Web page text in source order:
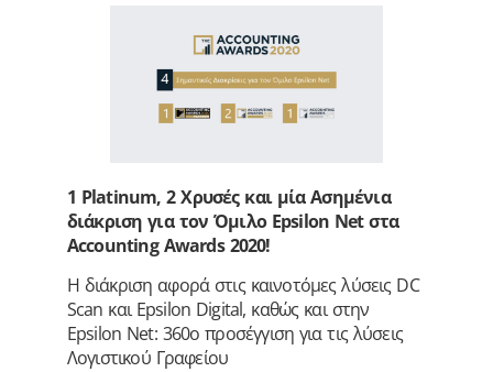
1 Platinum, 2 Χρυσές και μία Ασημένια
διάκριση για τον Όμιλο Epsilon Net στα
Accounting Awards 2020!
H διάκριση αφορά στις καινοτόμες λύσεις DC
Scan και Epsilon Digital, καθώς και στην
Epsilon Net: 360o προσέγγιση για τις λύσεις
Λογιστικού Γραφείου